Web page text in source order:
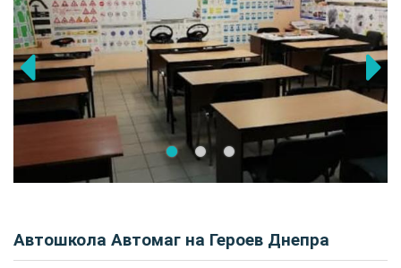
Автошкола Автомаг на Героев Днепра